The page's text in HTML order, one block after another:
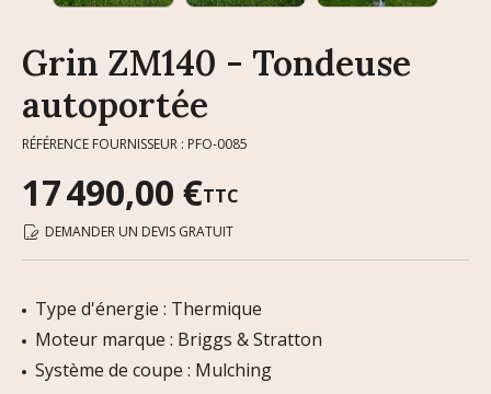
Grin ZM140 - Tondeuse
autoportée
RÉFÉRENCE FOURNISSEUR : PFO-0085
17 490,00 €TTC
DEMANDER UN DEVIS GRATUIT
Type d'énergie : Thermique
Moteur marque : Briggs & Stratton
Système de coupe : Mulching